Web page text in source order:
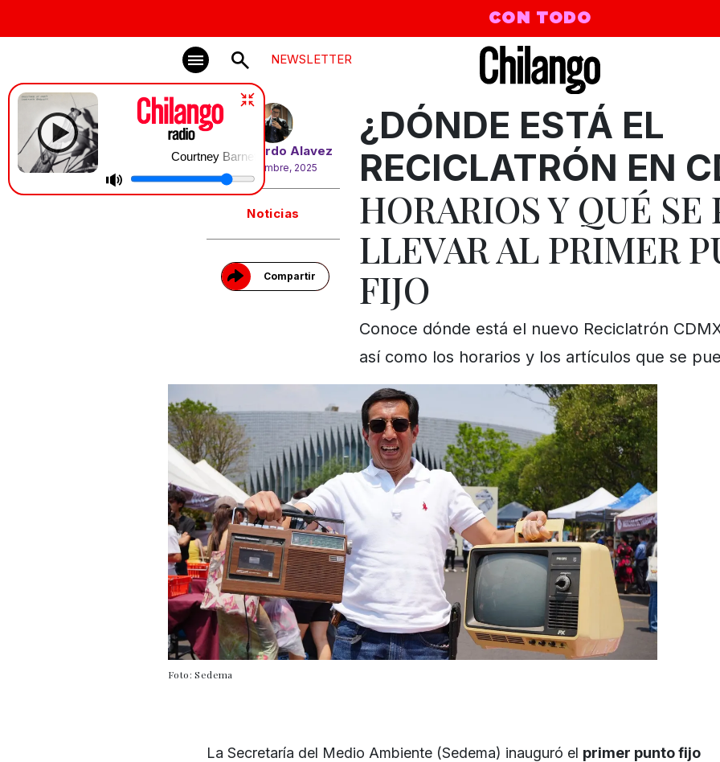
CON TODO
NEWSLETTER
Courtney Barnett | Mantis
PorEduardo Alavez
18 diciembre, 2025
Noticias
Compartir
Gracias!
¿DÓNDE ESTÁ EL
RECICLATRÓN EN
HORARIOS Y QUÉ SE
LLEVAR AL PRIMER
FIJO
Conoce dónde está el nuevo Reciclatrón
así como los horarios y los artículos que se
Foto: Sedema
La Secretaría del Medio Ambiente (Sedema) inauguró el primer punto fijo